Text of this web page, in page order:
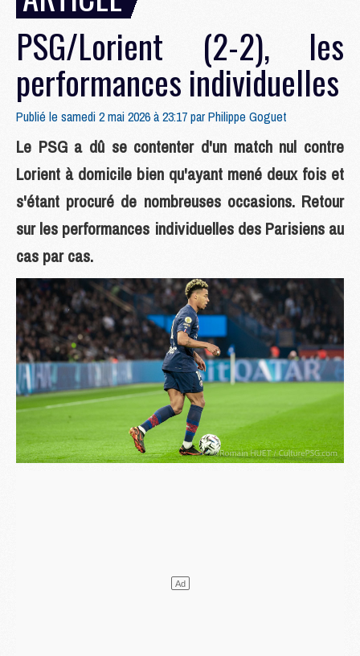
PSG/Lorient (2-2), les
performances individuelles
Publié le samedi 2 mai 2026 à 23:17 parPhilippe Goguet
Le PSG a dû se contenter d'un match nul contre
Lorient à domicile bien qu'ayant mené deux fois et
s'étant procuré de nombreuses occasions. Retour
sur les performances individuelles des Parisiens au
cas par cas.